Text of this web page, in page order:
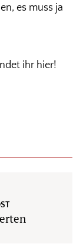
es muss ja
ihr hier!